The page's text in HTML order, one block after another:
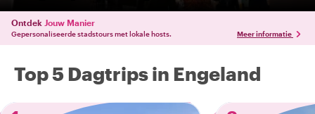
Ontdek Jouw Manier
Gepersonaliseerde stadstours met lokale hosts. Meer informatie
Top 5 Dagtrips in Engeland